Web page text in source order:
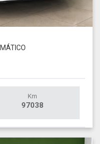
Km
97038